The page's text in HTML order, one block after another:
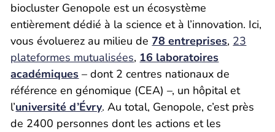
biocluster Genopole est un écosystème
entièrement dédié à la science et à l’innovation. Ici,
vous évoluerez au milieu de 78 entreprises, 23
plateformes mutualisées, 16 laboratoires
académiques – dont 2 centres nationaux de
référence en génomique (CEA) –, un hôpital et
l’université d’Évry. Au total, Genopole, c’est près
de 2400 personnes dont les actions et les